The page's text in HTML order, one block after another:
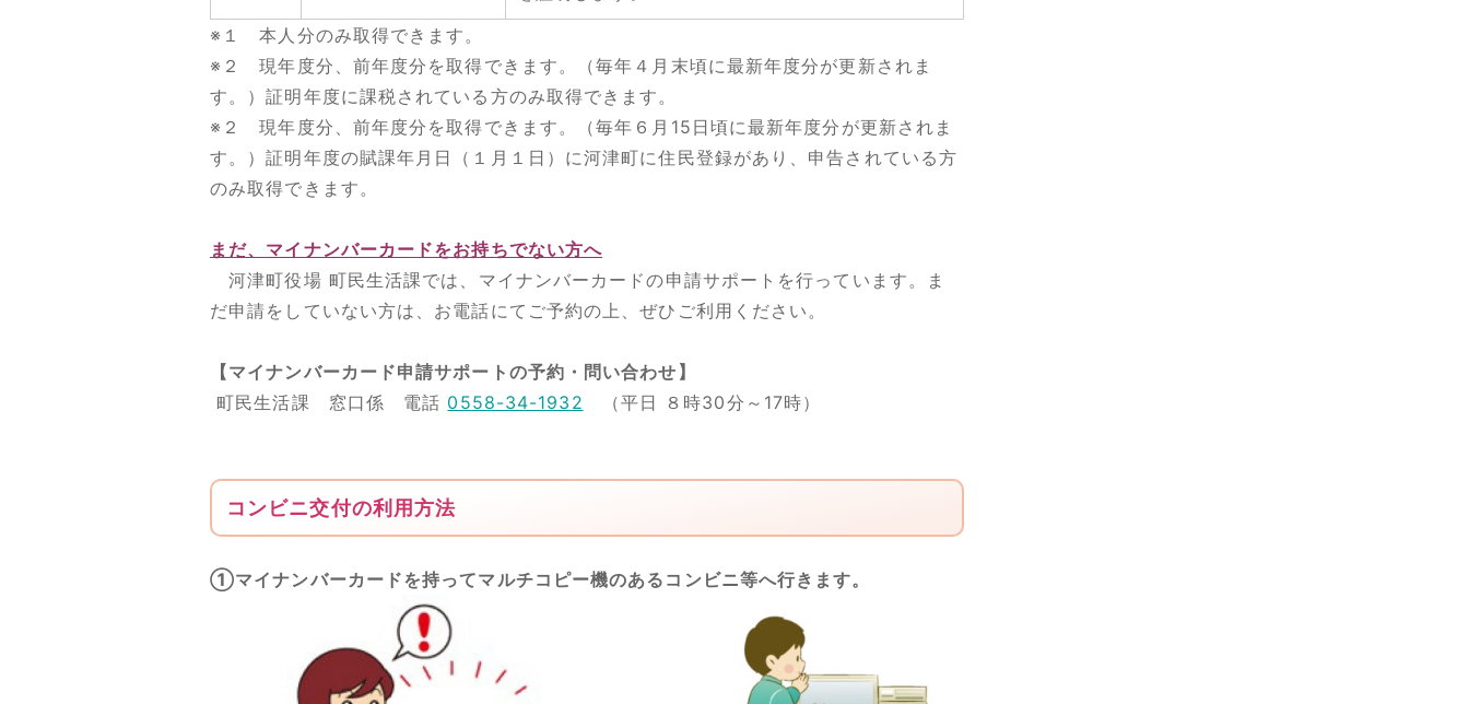
※１ 本人分のみ取得できます。
※２ 現年度分、前年度分を取得できます。（毎年４月末頃に最新年度分が更新されま
す。）証明年度に課税されている方のみ取得できます。
※２ 現年度分、前年度分を取得できます。（毎年６月15日頃に最新年度分が更新されま
す。）証明年度の賦課年月日（１月１日）に河津町に住民登録があり、申告されている方
のみ取得できます。
まだ、マイナンバーカードをお持ちでない方へ
河津町役場 町民生活課では、マイナンバーカードの申請サポートを行っています。ま
だ申請をしていない方は、お電話にてご予約の上、ぜひご利用ください。
【マイナンバーカード申請サポートの予約・問い合わせ】
町民生活課 窓口係 電話 0558-34-1932 （平日 ８時30分～17時）
コンビニ交付の利用方法
①マイナンバーカードを持ってマルチコピー機のあるコンビニ等へ行きます。